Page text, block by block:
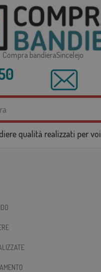
Compra bandieraSincelejo
qualità realizzati per voi